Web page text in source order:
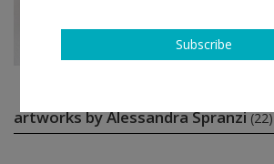
artworks by Alessandra Spranzi(22)
Subscribe